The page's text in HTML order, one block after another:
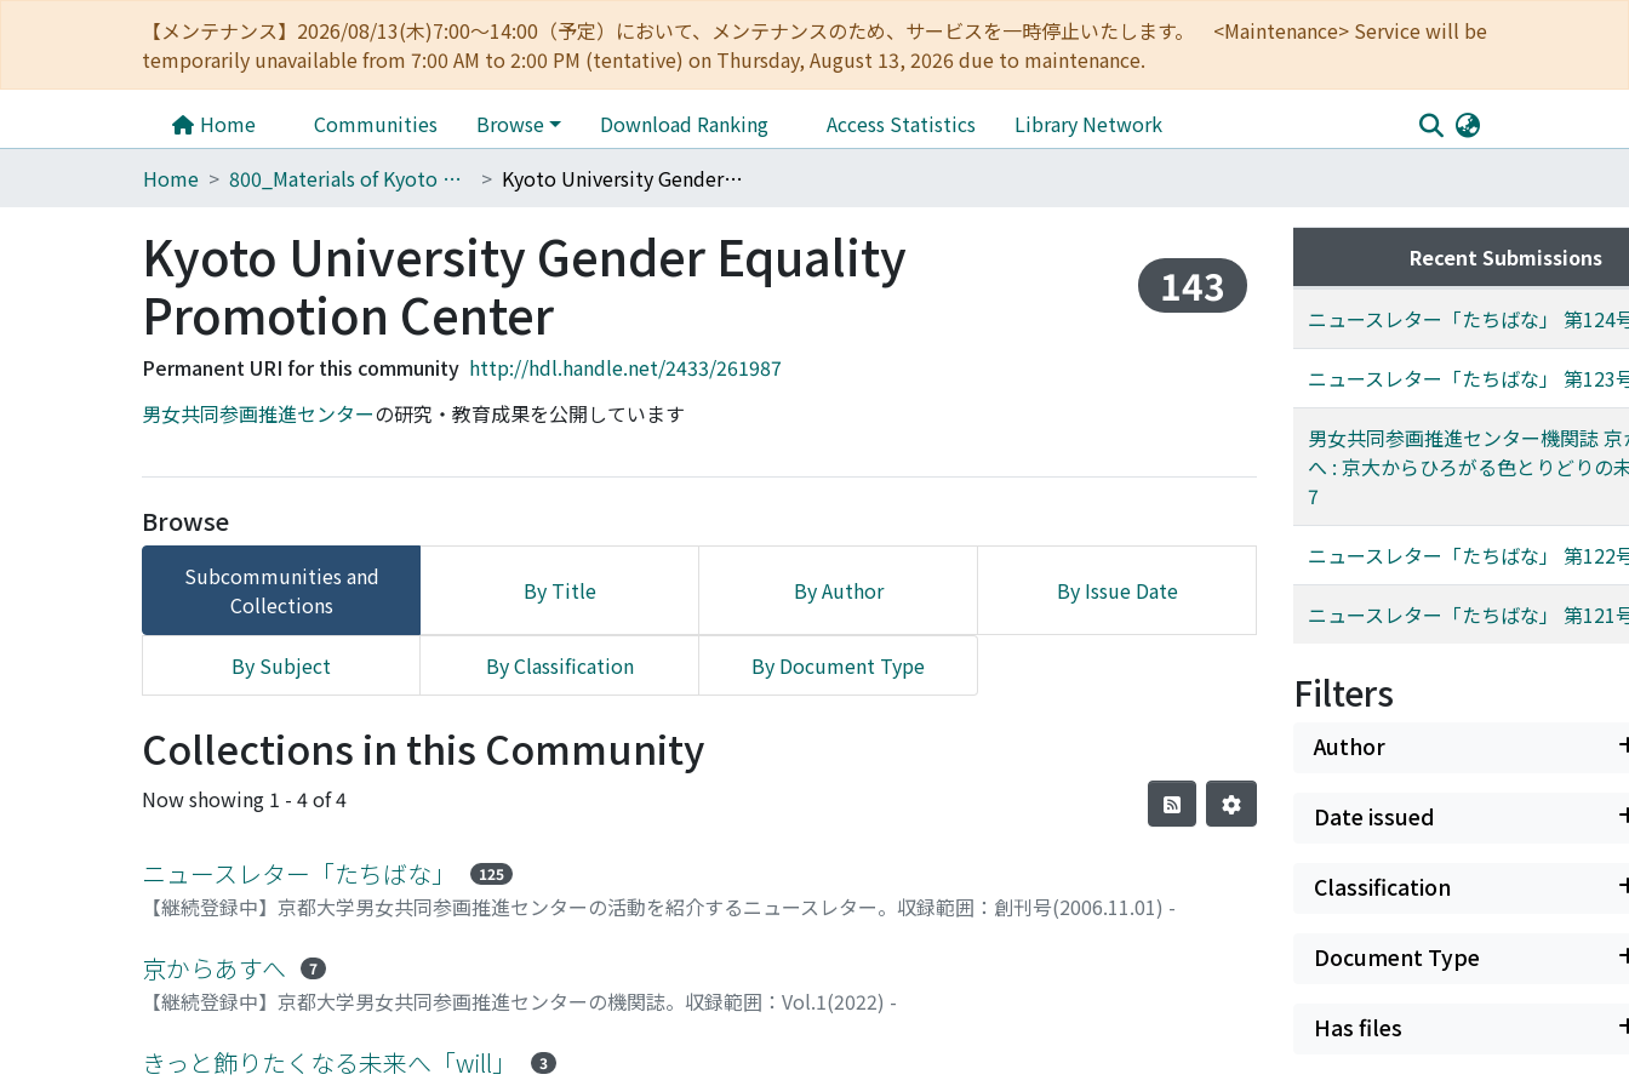
【メンテナンス】2026/08/13(木)7:00～14:00（予定）において、メンテナンスのため、サービスを一時停止いたします。 <Maintenance> Service will be
temporarily unavailable from 7:00 AM to 2:00 PM (tentative) on Thursday, August 13, 2026 due to maintenance.
Home Communities Browse Download Ranking Access Statistics
Library Network
Home
800_Materials of Kyoto University Kyoto University Gender Equality Promotion Center
Kyoto University Gender Equality
Promotion Center
143
Permanent URI for this community http://hdl.handle.net/2433/261987
男女共同参画推進センターの研究・教育成果を公開しています
Browse
Subcommunities and
Collections
By Title By Author By Issue Date
By Subject By Classification By Document Type
Collections in this Community
Now showing 1 - 4 of 4
ニュースレター「たちばな」 125
【継続登録中】京都大学男女共同参画推進センターの活動を紹介するニュースレター。収録範囲：創刊号(2006.11.01) -
京からあすへ 7
【継続登録中】京都大学男女共同参画推進センターの機関誌。収録範囲：Vol.1(2022) -
きっと飾りたくなる未来へ「will」 3
Recent Submissions
ニュースレター「たちばな」 第124
ニュースレター「たちばな」 第123
男女共同参画推進センター機関誌
へ : 京大からひろがる色とりどりの
7
ニュースレター「たちばな」 第122
ニュースレター「たちばな」 第121
Filters
Author
Date issued
Classification
Document Type
Has files